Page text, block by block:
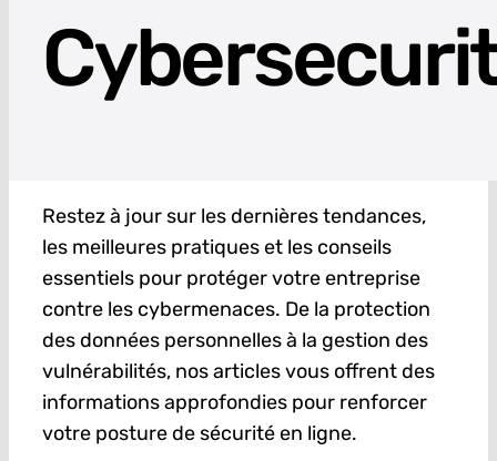
A propos
Contact
Restez à jour sur les dernières tendances,
les meilleures pratiques et les conseils
essentiels pour protéger votre entreprise
contre les cybermenaces. De la protection
des données personnelles à la gestion des
vulnérabilités, nos articles vous offrent des
informations approfondies pour renforcer
votre posture de sécurité en ligne.